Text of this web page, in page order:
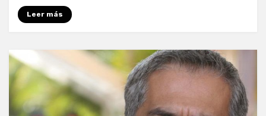
Leer más